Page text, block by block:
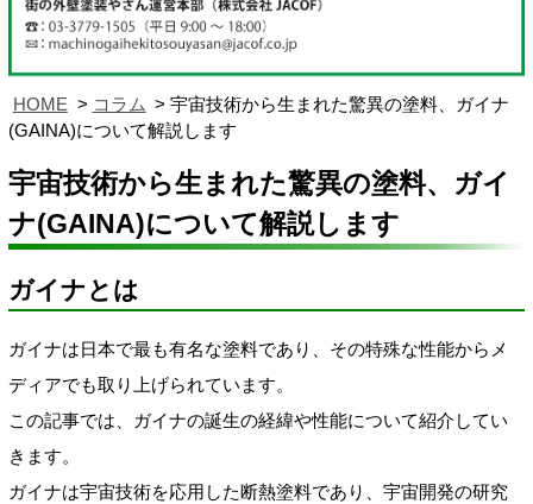
HOME コラム
宇宙技術から生まれた驚異の塗料、ガイナ
(GAINA)について解説します
宇宙技術から生まれた驚異の塗料、ガイ
ナ(GAINA)について解説します
ガイナとは
ガイナは日本で最も有名な塗料であり、その特殊な性能からメ
ディアでも取り上げられています。
この記事では、ガイナの誕生の経緯や性能について紹介してい
きます。
ガイナは宇宙技術を応用した断熱塗料であり、宇宙開発の研究